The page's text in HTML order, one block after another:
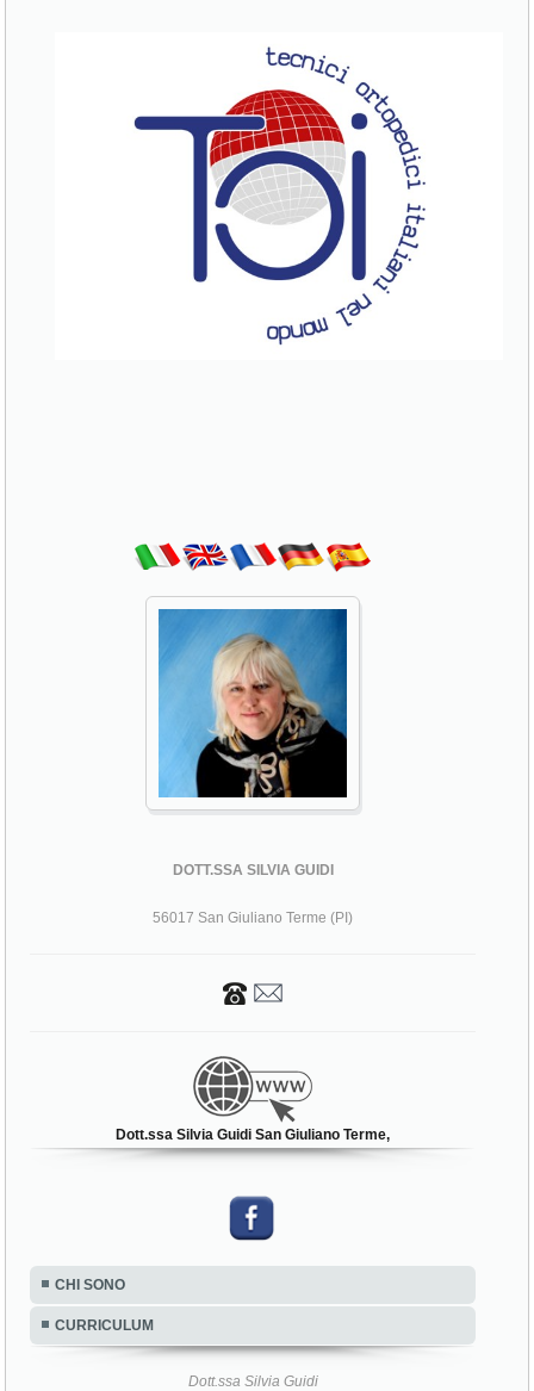
DOTT.SSA SILVIA GUIDI
56017 San Giuliano Terme (PI)
Dott.ssa Silvia Guidi San Giuliano Terme,
CHI SONO
CURRICULUM
Dott.ssa Silvia Guidi